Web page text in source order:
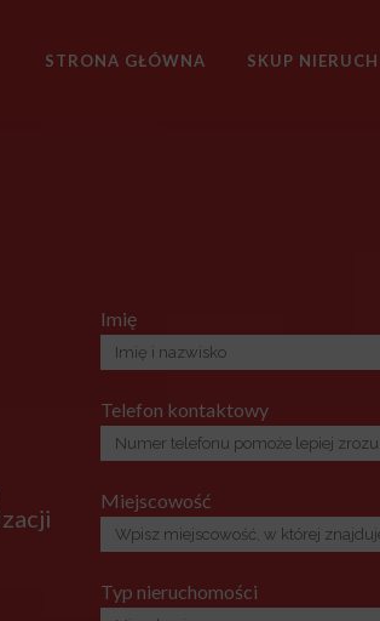
STRONA GŁÓWNA SKUP
Imię
Telefon kontaktowy
Miejscowość
Typ nieruchomości